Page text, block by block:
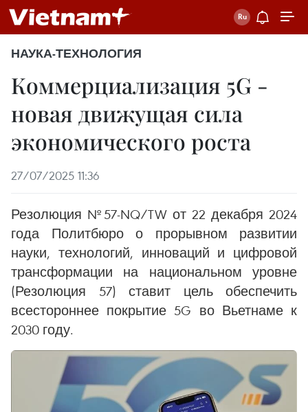
НАУКА-ТЕХНОЛОГИЯ
Коммерциализация 5G -
новая движущая сила
экономического роста
27/07/2025 11:36
Резолюция №57-NQ/TW от 22 декабря 2024
года Политбюро о прорывном развитии
науки, технологий, инноваций и цифровой
трансформации на национальном уровне
(Резолюция 57) ставит цель обеспечить
всестороннее покрытие 5G во Вьетнаме к
2030 году.